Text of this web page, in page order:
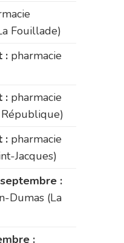
Fouillade)
: pharmacie
: pharmacie
: pharmacie
Jacques)
:
Dumas (La
: